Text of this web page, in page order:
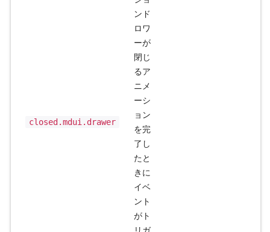
closed.mdui.drawer
ンド
ロワ
ーが
閉じ
るア
ニメ
ーシ
ョン
を完
了し
たと
きに
イベ
ント
がト
リガ